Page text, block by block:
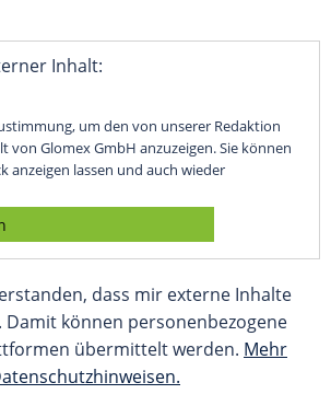
Inhalt:
um den von unserer Redaktion
von Glomex GmbH anzuzeigen. Sie können
anzeigen lassen und auch wieder
dass mir externe Inhalte
Damit können personenbezogene
übermittelt werden. Mehr